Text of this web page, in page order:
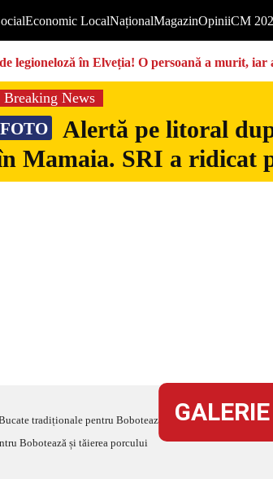
Economic LocalNaționalMagazinOpiniiCM
de legioneloză în Elveția! O persoană a murit,
Breaking News
FOTO
Alertă pe litoral
Mamaia. SRI a ridicat
tradiționale pentru Bobotează și tăierea porcului